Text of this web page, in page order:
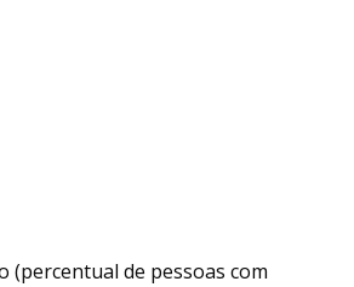
(percentual de pessoas com